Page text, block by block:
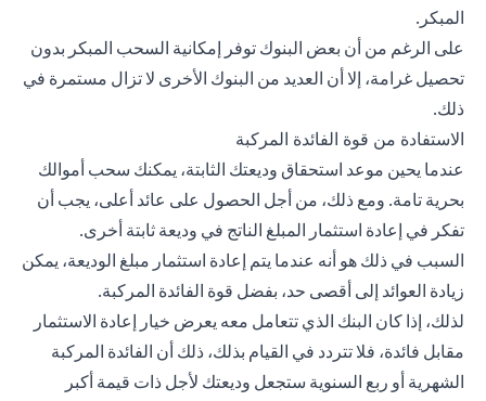
المبكر.
على الرغم من أن بعض البنوك توفر إمكانية السحب المبكر بدون
تحصيل غرامة، إلا أن العديد من البنوك الأخرى لا تزال مستمرة في
ذلك.
الاستفادة من قوة الفائدة المركبة
عندما يحين موعد استحقاق وديعتك الثابتة، يمكنك سحب أموالك
بحرية تامة. ومع ذلك، من أجل الحصول على عائد أعلى، يجب أن
تفكر في إعادة استثمار المبلغ الناتج في وديعة ثابتة أخرى.
السبب في ذلك هو أنه عندما يتم إعادة استثمار مبلغ الوديعة، يمكن
زيادة العوائد إلى أقصى حد، بفضل قوة الفائدة المركبة.
لذلك، إذا كان البنك الذي تتعامل معه يعرض خيار إعادة الاستثمار
مقابل فائدة، فلا تتردد في القيام بذلك، ذلك أن الفائدة المركبة
الشهرية أو ربع السنوية ستجعل وديعتك لأجل ذات قيمة أكبر